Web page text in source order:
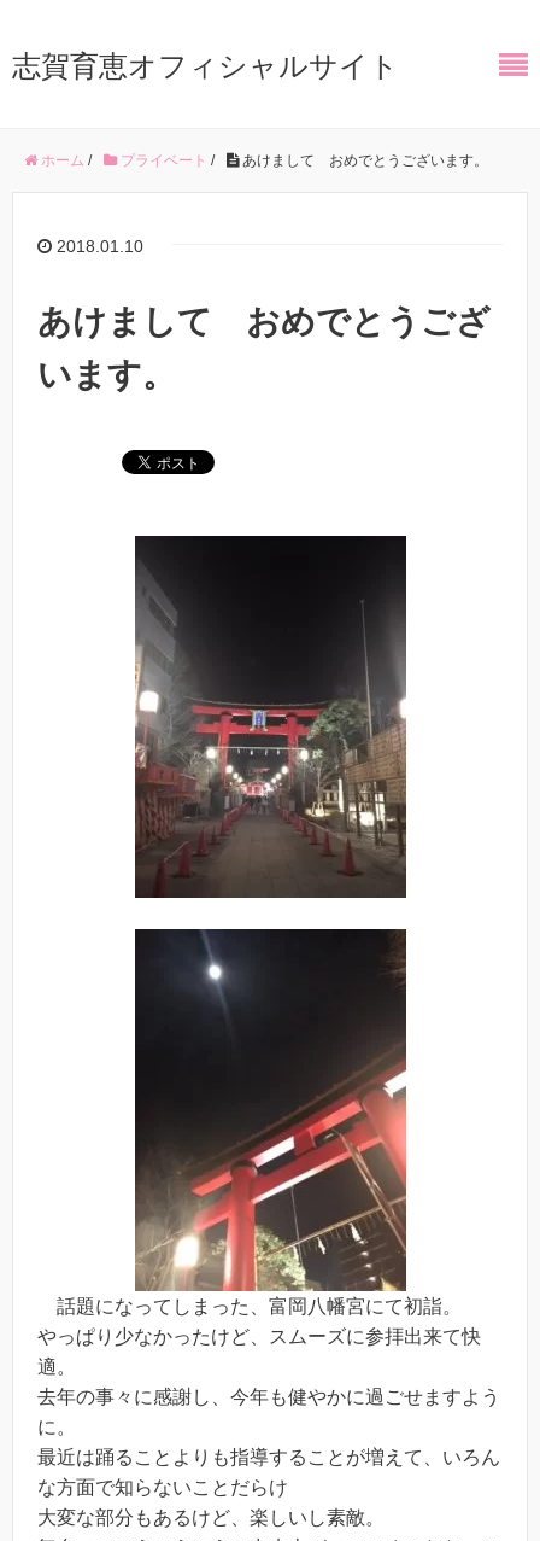
志賀育恵オフィシャルサイト
ホーム / プライベート / あけまして おめでとうございます。
2018.01.10
あけまして おめでとうござ
います。
話題になってしまった、富岡八幡宮にて初詣。
やっぱり少なかったけど、スムーズに参拝出来て快
適。
去年の事々に感謝し、今年も健やかに過ごせますよう
に。
最近は踊ることよりも指導することが増えて、いろん
な方面で知らないことだらけ
大変な部分もあるけど、楽しいし素敵。